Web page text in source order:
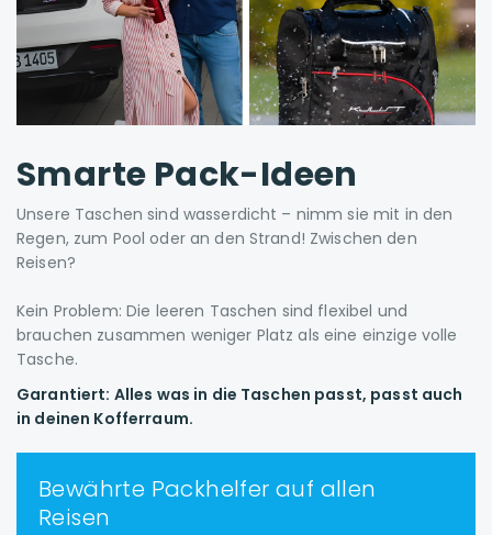
Smarte Pack-Ideen
Unsere Taschen sind wasserdicht – nimm sie mit in den
Regen, zum Pool oder an den Strand! Zwischen den
Reisen?
Kein Problem: Die leeren Taschen sind flexibel und
brauchen zusammen weniger Platz als eine einzige volle
Tasche.
Garantiert: Alles was in die Taschen passt, passt auch
in deinen Kofferraum.
Bewährte Packhelfer auf allen
Reisen